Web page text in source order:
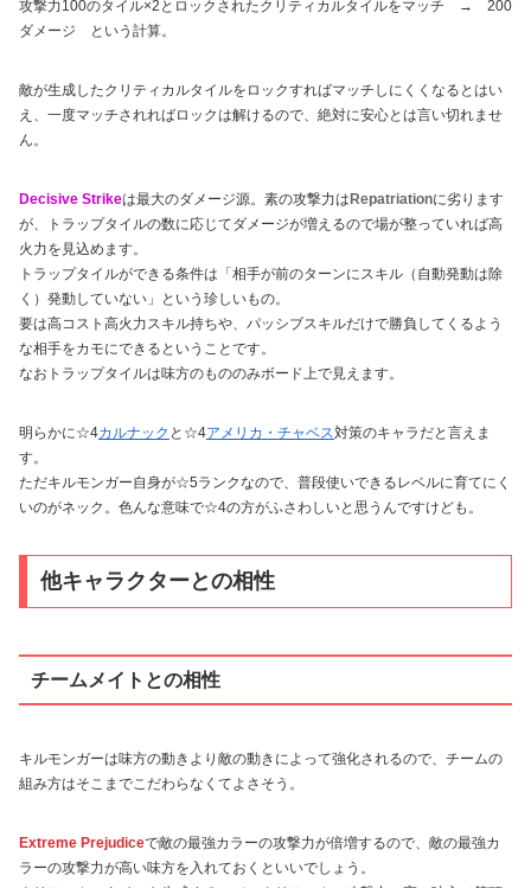
攻撃力100のタイル×2とロックされたクリティカルタイルをマッチ → 200
ダメージ という計算。
敵が生成したクリティカルタイルをロックすればマッチしにくくなるとはい
え、一度マッチされればロックは解けるので、絶対に安心とは言い切れませ
ん。
Decisive Strikeは最大のダメージ源。素の攻撃力は Repatriationに劣ります
が、トラップタイルの数に応じてダメージが増えるので場が整っていれば高
火力を見込めます。
トラップタイルができる条件は「相手が前のターンにスキル（自動発動は除
く）発動していない」という珍しいもの。
要は高コスト高火力スキル持ちや、パッシブスキルだけで勝負してくるよう
な相手をカモにできるということです。
なおトラップタイルは味方のもののみボード上で見えます。
明らかに☆4カルナック と☆4アメリカ・チャベス対策のキャラだと言えま
す。
ただキルモンガー自身が☆5ランクなので、普段使いできるレベルに育てにく
いのがネック。色んな意味で☆4の方がふさわしいと思うんですけども。
他キャラクターとの相性
チームメイトとの相性
キルモンガーは味方の動きより敵の動きによって強化されるので、チームの
組み方はそこまでこだわらなくてよさそう。
Extreme Prejudiceで敵の最強カラーの攻撃力が倍増するので、敵の最強カ
ラーの攻撃力が高い味方を入れておくといいでしょう。